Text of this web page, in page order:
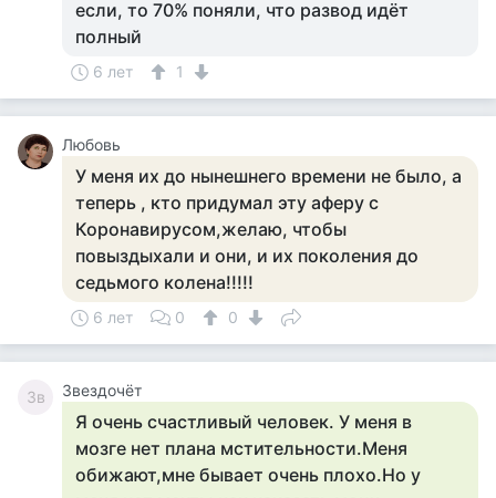
если, то 70% поняли, что развод идёт
полный
6 лет 1
Любовь
У меня их до нынешнего времени не было, а
теперь , кто придумал эту аферу с
Коронавирусом,желаю, чтобы
повыздыхали и они, и их поколения до
седьмого колена!!!!!
6 лет 0 0
Зв Звездочёт
Я очень счастливый человек. У меня в
мозге нет плана мстительности.Меня
обижают,мне бывает очень плохо.Но у